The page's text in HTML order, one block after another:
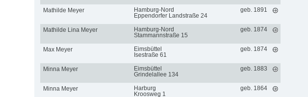
Mathilde Meyer
Hamburg-Nord
Eppendorfer Landstraße 24
geb. 1891
Mathilde Lina Meyer
Hamburg-Nord
Stammannstraße 15
geb. 1874
Max Meyer
Eimsbüttel
Isestraße 61
geb. 1874
Minna Meyer
Eimsbüttel
Grindelallee 134
geb. 1883
Minna Meyer
Harburg
Kroosweg 1
geb. 1864